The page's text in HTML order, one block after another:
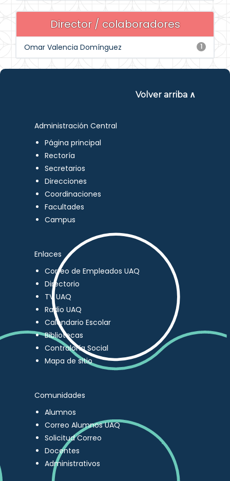
Director / colaboradores
1
Omar Valencia Domínguez
Volver arriba ∧
Administración Central
Página principal
Rectoría
Secretarios
Direcciones
Coordinaciones
Facultades
Campus
Enlaces
Correo de Empleados UAQ
Directorio
TV UAQ
Radio UAQ
Calendario Escolar
Bibliotecas
Contraloría Social
Mapa de sitio
Comunidades
Alumnos
Correo Alumnos UAQ
Solicitud Correo
Docentes
Administrativos